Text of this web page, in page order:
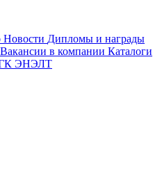
Новости Дипломы и награды
Вакансии в компании Каталоги
ЭНЭЛТ